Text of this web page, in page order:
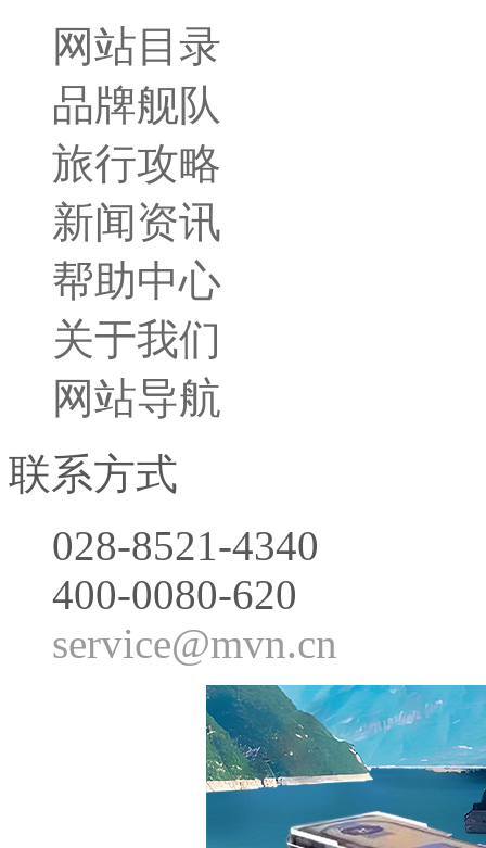
网站目录
品牌舰队
旅行攻略
新闻资讯
帮助中心
关于我们
网站导航
联系方式
028-8521-4340
400-0080-620
service@mvn.cn